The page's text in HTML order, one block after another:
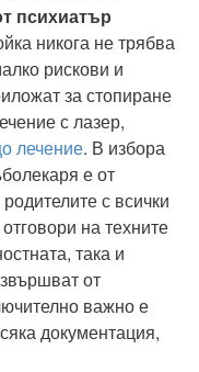
психиатър
никога не трябва
рискови и
за стопиране
с лазер,
лечение. В избора
е от
с всички
на техните
така и
от
важно е
документация,